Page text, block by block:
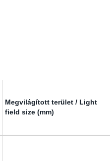
Megvilágított terület / Light
field size (mm)